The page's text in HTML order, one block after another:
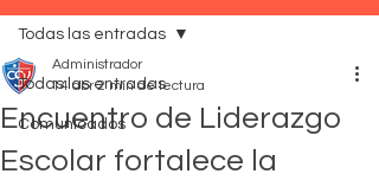
Todas las entradas
Comunicados
Todas las entradas
Encuentro de Liderazgo
Escolar fortalece la
Administrador
14 abr 2 min de lectura